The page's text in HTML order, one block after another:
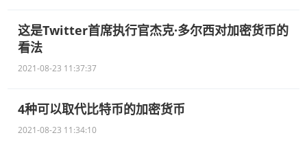
这是Twitter首席执行官杰克·多尔西对加密货币的
看法
2021-08-23 11:37:37
4种可以取代比特币的加密货币
2021-08-23 11:34:10